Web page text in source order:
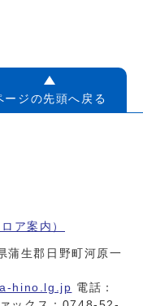
ージの先頭へ戻る
ア案内）
蒲生郡日野町河原一
hino.lg.jp 電話：